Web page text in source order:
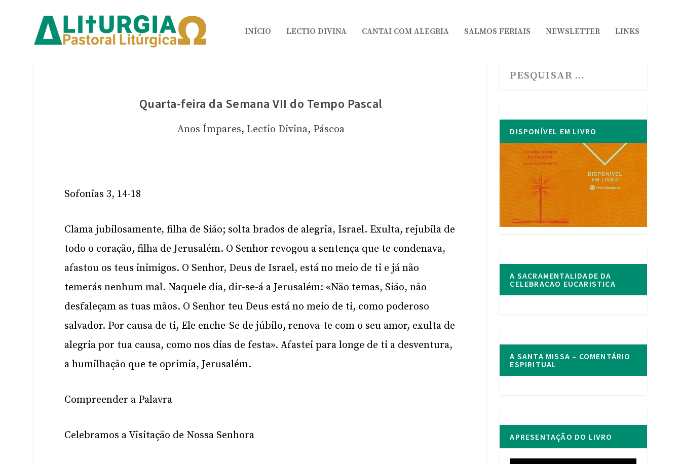
INÍCIO LECTIO DIVINA CANTAI COM ALEGRIA SALMOS FERIAIS NEWSLETTER LINKS
Quarta-feira da Semana VII do Tempo Pascal
Anos Ímpares, Lectio Divina, Páscoa
Sofonias 3, 14-18
Clama jubilosamente, filha de Sião; solta brados de alegria, Israel. Exulta, rejubila de
todo o coração, filha de Jerusalém. O Senhor revogou a sentença que te condenava,
afastou os teus inimigos. O Senhor, Deus de Israel, está no meio de ti e já não
temerás nenhum mal. Naquele dia, dir-se-á a Jerusalém: «Não temas, Sião, não
desfaleçam as tuas mãos. O Senhor teu Deus está no meio de ti, como poderoso
salvador. Por causa de ti, Ele enche-Se de júbilo, renova-te com o seu amor, exulta de
alegria por tua causa, como nos dias de festa». Afastei para longe de ti a desventura,
a humilhação que te oprimia, Jerusalém.
Compreender a Palavra
Celebramos a Visitação de Nossa Senhora
DISPONÍVEL EM LIVRO
A SACRAMENTALIDADE DA
CELEBRACAO EUCARISTICA
A SANTA MISSA – COMENTÁRIO
ESPIRITUAL
APRESENTAÇÃO DO LIVRO